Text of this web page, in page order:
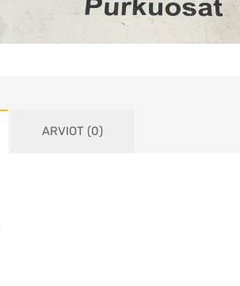
ARVIOT (0)